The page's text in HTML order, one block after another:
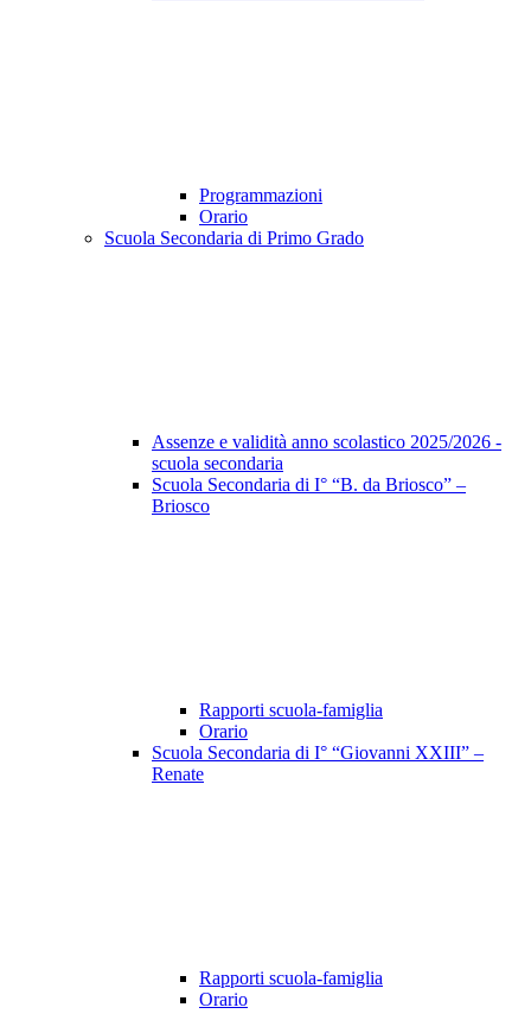
Programmazioni
Orario
Scuola Secondaria di Primo Grado
Assenze e validità anno scolastico 2025/2026 -
scuola secondaria
Scuola Secondaria di I° “B. da Briosco” –
Briosco
Rapporti scuola-famiglia
Orario
Scuola Secondaria di I° “Giovanni XXIII” –
Renate
Rapporti scuola-famiglia
Orario